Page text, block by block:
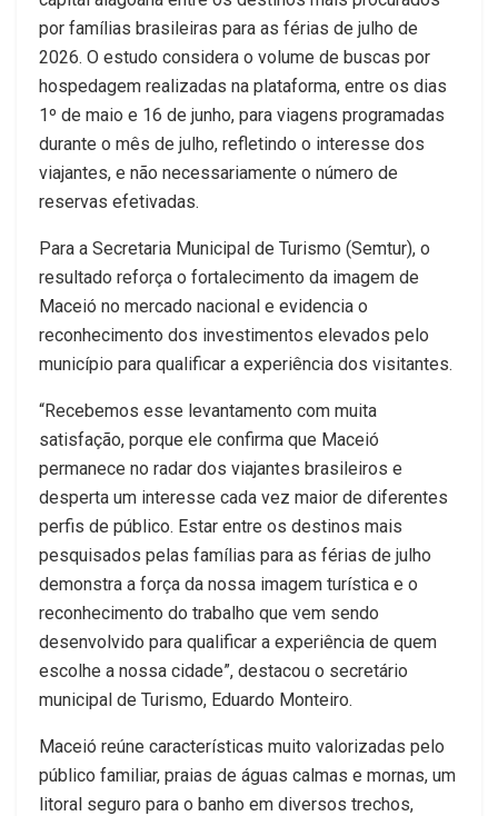
por famílias brasileiras para as férias de julho de
2026. O estudo considera o volume de buscas por
hospedagem realizadas na plataforma, entre os dias
1º de maio e 16 de junho, para viagens programadas
durante o mês de julho, refletindo o interesse dos
viajantes, e não necessariamente o número de
reservas efetivadas.
Para a Secretaria Municipal de Turismo (Semtur), o
resultado reforça o fortalecimento da imagem de
Maceió no mercado nacional e evidencia o
reconhecimento dos investimentos elevados pelo
município para qualificar a experiência dos visitantes.
“Recebemos esse levantamento com muita
satisfação, porque ele confirma que Maceió
permanece no radar dos viajantes brasileiros e
desperta um interesse cada vez maior de diferentes
perfis de público. Estar entre os destinos mais
pesquisados ​​pelas famílias para as férias de julho
demonstra a força da nossa imagem turística e o
reconhecimento do trabalho que vem sendo
desenvolvido para qualificar a experiência de quem
escolhe a nossa cidade”, destacou o secretário
municipal de Turismo, Eduardo Monteiro.
Maceió reúne características muito valorizadas pelo
público familiar, praias de águas calmas e mornas, um
litoral seguro para o banho em diversos trechos,